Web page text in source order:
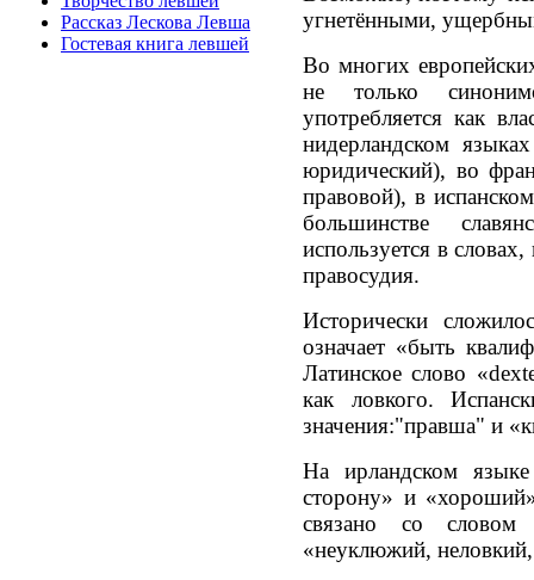
Рассказ Лескова Левша
Гостевая книга левшей
угнетёнными,
Во многих
не только
употребляется как
нидерландском
юридический), во
правовой), в
большинстве
используется в
правосудия.
Исторически
означает «быть
Латинское слово
как ловкого.
значения:"правша" и
На ирландском
сторону» и
связано со словом
«неуклюжий,